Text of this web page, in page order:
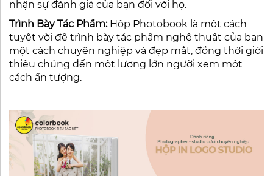
nhận sự đánh giá của bạn đối với họ.
Trình Bày Tác Phẩm:Hộp Photobook là một cách
tuyệt vời để trình bày tác phẩm nghệ thuật của bạn
một cách chuyên nghiệp và đẹp mắt, đồng thời giới
thiệu chúng đến một lượng lớn người xem một
cách ấn tượng.